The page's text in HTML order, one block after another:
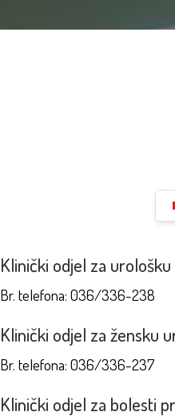
Klinički odjel za
Br. telefona: 036/336-238
Klinički odjel za žensku
Br. telefona: 036/336-237
Klinički odjel za bolesti